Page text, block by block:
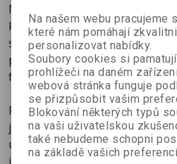
okamžité výsledky), Manga
mangy) a Naučte se kreslit kočky
návody krok za krokem).
Naučte se ty správné tipy a
kreslířské dovednosti dál. V této
stovku důležitých rad, které
pomůžou, abyste ze
fascinující obrázky.
Populární autor Christopher
jednoduchých a názorných
ukáže, jak nakreslit věrohodné
je do naprosto úžasných scén.
Na našem webu pracujeme
které nám pomáhají
personalizovat nabídky.
Soubory cookies si
prohlížeči na daném
webová stránka funguje
se přizpůsobit vašim
Blokování některých typů
na vaši uživatelskou
také nebudeme schopni
na základě vašich